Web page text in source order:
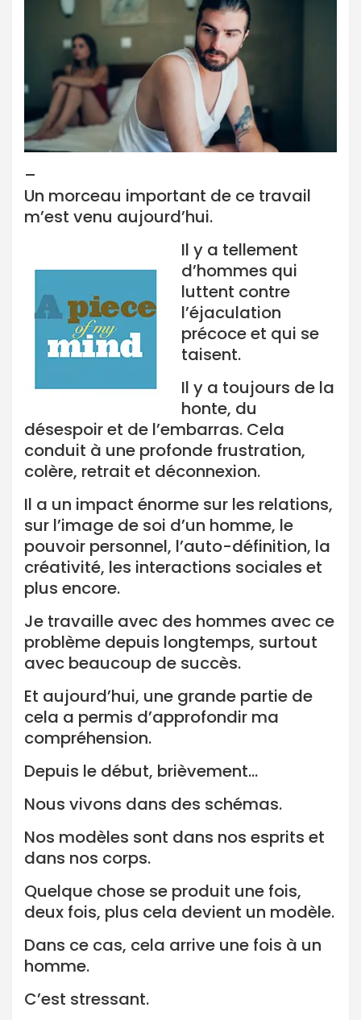
–
Un morceau important de ce travail
m’est venu aujourd’hui.
Il y a tellement
d’hommes qui
luttent contre
l’éjaculation
précoce et qui se
taisent.
Il y a toujours de la
honte, du
désespoir et de l’embarras. Cela
conduit à une profonde frustration,
colère, retrait et déconnexion.
Il a un impact énorme sur les relations,
sur l’image de soi d’un homme, le
pouvoir personnel, l’auto-définition, la
créativité, les interactions sociales et
plus encore.
Je travaille avec des hommes avec ce
problème depuis longtemps, surtout
avec beaucoup de succès.
Et aujourd’hui, une grande partie de
cela a permis d’approfondir ma
compréhension.
Depuis le début, brièvement…
Nous vivons dans des schémas.
Nos modèles sont dans nos esprits et
dans nos corps.
Quelque chose se produit une fois,
deux fois, plus cela devient un modèle.
Dans ce cas, cela arrive une fois à un
homme.
C’est stressant.